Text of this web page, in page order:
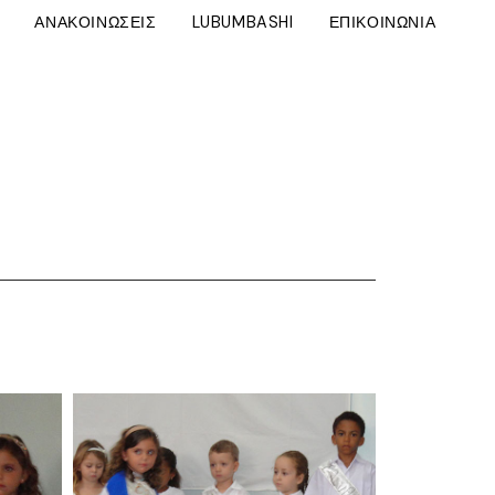
ΑΝΑΚΟΙΝΩΣΕΙΣ LUBUMBASHI ΕΠΙΚΟΙΝΩΝΙΑ